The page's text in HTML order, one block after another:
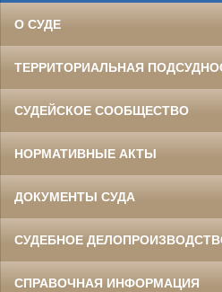
О СУДЕ
ТЕРРИТОРИАЛЬНАЯ
СУДЕЙСКОЕ СООБЩЕСТВО
НОРМАТИВНЫЕ АКТЫ
ДОКУМЕНТЫ СУДА
СУДЕБНОЕ
СПРАВОЧНАЯ ИНФОРМАЦИЯ